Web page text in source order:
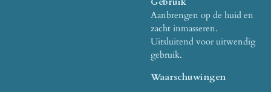
Aanbrengen op de huid en
zacht inmasseren.
Uitsluitend voor uitwendig
gebruik.
Waarschuwingen